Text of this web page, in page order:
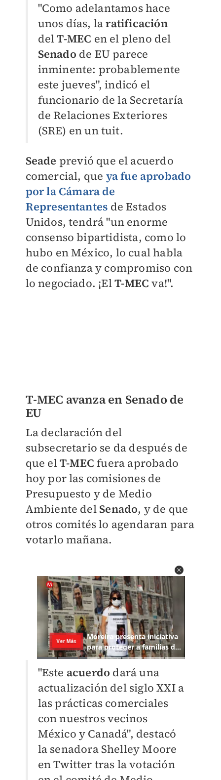
"Como adelantamos hace
unos días, laratificación
delT-MEC en el pleno del
Senado de EU parece
inminente: probablemente
este jueves", indicó el
funcionario de la Secretaría
de Relaciones Exteriores
(SRE) en un tuit.
Seade previó que el acuerdo
comercial, que ya fue aprobado
por la Cámara de
Representantes de Estados
Unidos, tendrá "un enorme
consenso bipartidista, como lo
hubo en México, lo cual habla
de confianza y compromiso con
lo negociado. ¡ElT-MEC va!".
T-MEC avanza en Senado de
EU
La declaración del
subsecretario se da después de
que elT-MEC fuera aprobado
hoy por las comisiones de
Presupuesto y de Medio
Ambiente del Senado, y de que
otros comités lo agendaran para
votarlo mañana.
"Este acuerdo dará una
actualización del siglo XXI a
las prácticas comerciales
con nuestros vecinos
México y Canadá", destacó
la senadora Shelley Moore
en Twitter tras la votación